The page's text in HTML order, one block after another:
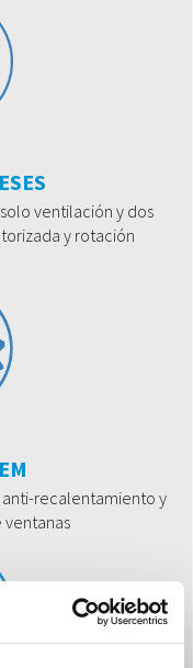
ventilación y dos
y rotación
recalentamiento y